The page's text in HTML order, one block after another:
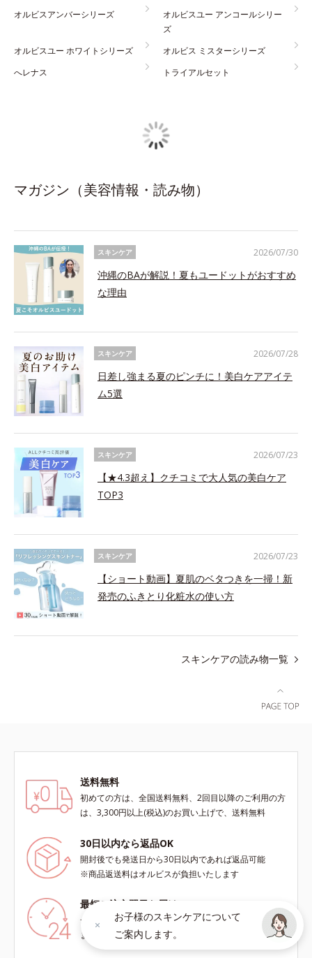
オルビスアンバーシリーズ
オルビスユー アンコールシリー
ズ
オルビスユー ホワイトシリーズ
オルビス ミスターシリーズ
へレナス
トライアルセット
マガジン（美容情報・読み物）
スキンケア
沖縄のBAが解説！夏もユードットがおすすめ
な理由
2026/07/30
スキンケア
日差し強まる夏のピンチに！美白ケアアイテ
ム5選
2026/07/28
スキンケア
【★4.3超え】クチコミで大人気の美白ケア
TOP3
2026/07/23
スキンケア
【ショート動画】夏肌のベタつきを一掃！新
発売のふきとり化粧水の使い方
2026/07/23
スキンケアの読み物一覧
送料無料
初めての方は、全国送料無料、2回目以降のご利用の方
は、3,300円以上(税込)のお買い上げで、送料無料
30日以内なら返品OK
開封後でも発送日から30日以内であれば返品可能
※商品返送料はオルビスが負担いたします
最短ご注文翌日お届け
一部地域を除き、最短でご注文の翌日にお届けいたし
ます
お子様のスキンケアについて
ご案内します。